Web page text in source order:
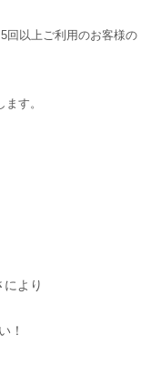
回以上ご利用のお客様の
す。
より
！